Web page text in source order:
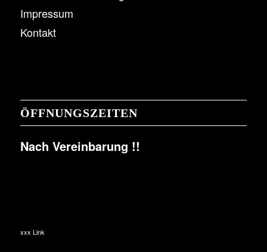
Impressum
Kontakt
ÖFFNUNGSZEITEN
Nach Vereinbarung !!
xxx Link